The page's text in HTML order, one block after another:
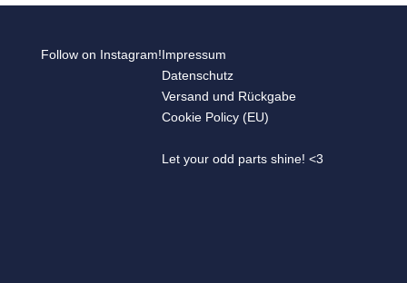
Follow on Instagram!Impressum
Datenschutz
Versand und Rückgabe
Cookie Policy (EU)
Let your odd parts shine! <3